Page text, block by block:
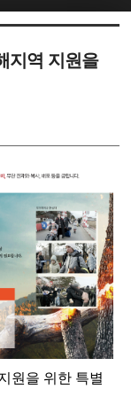
지역 지원을
원을 위한 특별
5